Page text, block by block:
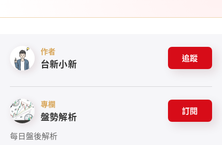
作者
台新小新 追蹤
專欄
盤勢解析 訂閱
每日盤後解析